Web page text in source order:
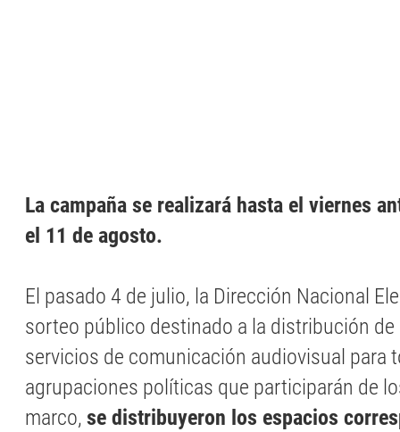
La campaña se realizará hasta el viernes
el 11 de agosto.
El pasado 4 de julio, la Dirección Nacional
sorteo público destinado a la distribución
servicios de comunicación audiovisual para
agrupaciones políticas que participarán de
marco,se distribuyeron los espacios